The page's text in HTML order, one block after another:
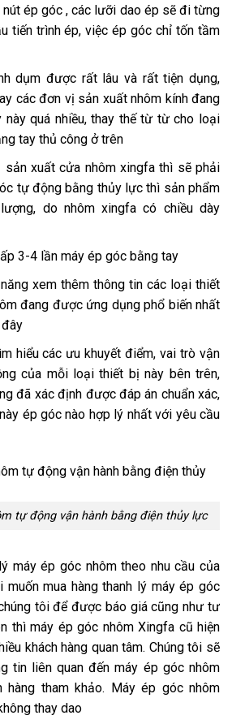
ép góc , các lưỡi dao ép sẽ đi từng
tiến trình ép, việc ép góc chỉ tốn tầm
dụm được rất lâu và rất tiện dụng,
các đơn vị sản xuất nhôm kính đang
quá nhiều, thay thế từ từ cho loại
tay thủ công ở trên
xuất cửa nhôm xingfa thì sẽ phải
tự động bằng thủy lực thì sản phẩm
do nhôm xingfa có chiều dày
3-4 lần máy ép góc bằng tay
xem thêm thông tin các loại thiết
đang được ứng dụng phổ biến nhất
hiểu các ưu khuyết điểm, vai trò vận
của mỗi loại thiết bị này bên trên,
đã xác định được đáp án chuẩn xác,
ép góc nào hợp lý nhất với yêu cầu
tự động vận hành bằng điện thủy lực
máy ép góc nhôm theo nhu cầu của
muốn mua hàng thanh lý máy ép góc
tôi để được báo giá cũng như tư
thì máy ép góc nhôm Xingfa cũ hiện
khách hàng quan tâm. Chúng tôi sẽ
tin liên quan đến máy ép góc nhôm
hàng tham khảo. Máy ép góc nhôm
thay dao